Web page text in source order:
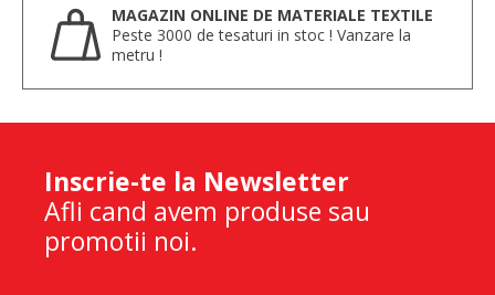
MAGAZIN ONLINE DE MATERIALE TEXTILE
Peste 3000 de tesaturi in stoc ! Vanzare la
metru !
Inscrie-te la Newsletter
Afli cand avem produse sau
promotii noi.